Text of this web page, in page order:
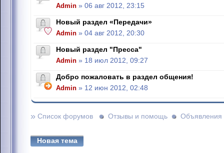
Admin » 06 авг 2012, 23:15
Новый раздел «Передачи»
Admin » 04 авг 2012, 20:30
Новый раздел "Пресса"
Admin » 18 июл 2012, 09:27
Добро пожаловать в раздел общения!
Admin » 12 июн 2012, 02:48
» Список форумов Отзывы и помощь Объявления
Новая тема